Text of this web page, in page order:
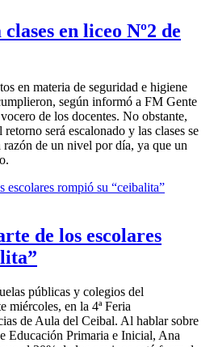
en liceo Nº2 de
en materia de seguridad e higiene
según informó a FM Gente
de los docentes. No obstante,
será escalonado y las clases se
de un nivel por día, ya que un
de los escolares
públicas y colegios del
miércoles, en la 4ª Feria
de Aula del Ceibal. Al hablar sobre
Educación Primaria e Inicial, Ana